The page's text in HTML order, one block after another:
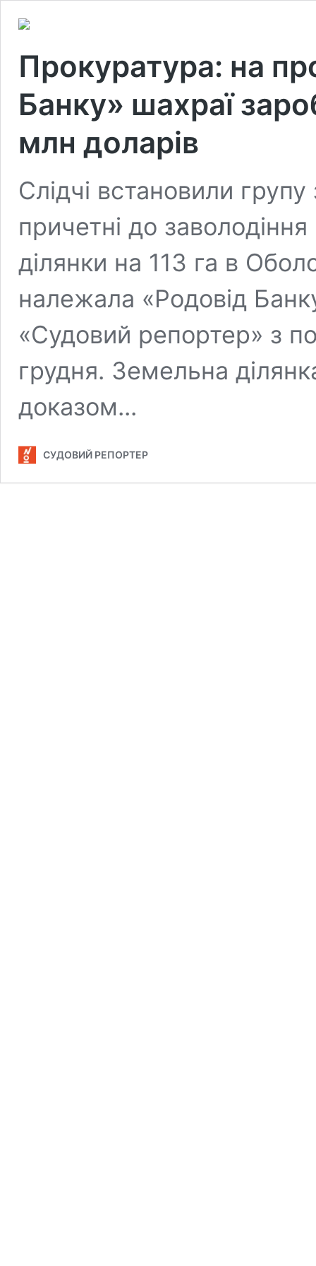
Прокуратура: на
Банку» шахраї
млн доларів
Слідчі встановили
причетні до
ділянки на 113 га в
належала «Родовід
«Судовий репортер» з
грудня. Земельна
доказом...
СУДОВИЙ РЕПОРТЕР